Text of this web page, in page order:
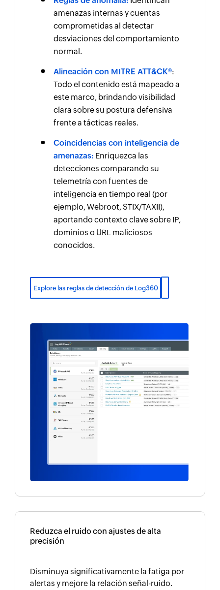
amenazas internas y cuentas
comprometidas al detectar
desviaciones del comportamiento
normal.
Alineación con MITRE ATT&CK®:
Todo el contenido está mapeado a
este marco, brindando visibilidad
clara sobre su postura defensiva
frente a tácticas reales.
Coincidencias con inteligencia de
amenazas: Enriquezca las
detecciones comparando su
telemetría con fuentes de
inteligencia en tiempo real (por
ejemplo, Webroot, STIX/TAXII),
aportando contexto clave sobre IP,
dominios o URL maliciosos
conocidos.
Explore las reglas de detección de Log360
Reduzca el ruido con ajustes de alta
precisión
Disminuya significativamente la fatiga por
alertas y mejore la relación señal-ruido.